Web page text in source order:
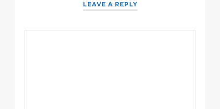
LEAVE A REPLY